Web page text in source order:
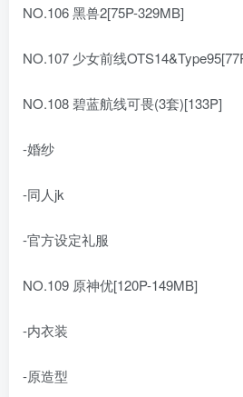
NO.106 黑兽2[75P-329MB]
NO.107 少女前线
NO.108 碧蓝航线可畏(3套)[133P]
-婚纱
-同人jk
-官方设定礼服
NO.109 原神优[120P-149MB]
-内衣装
-原造型